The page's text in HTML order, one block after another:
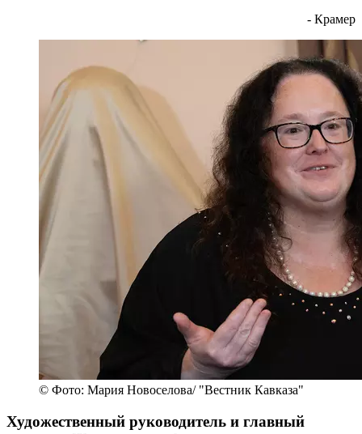
- Крамер
© Фото: Мария Новоселова/ "Вестник Кавказа"
Художественный руководитель и главный